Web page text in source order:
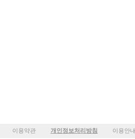
이용약관 개인정보처리방침 이용안내